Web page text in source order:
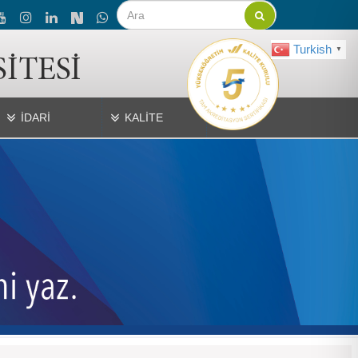
Turkish ▼
İDARİ KALİTE